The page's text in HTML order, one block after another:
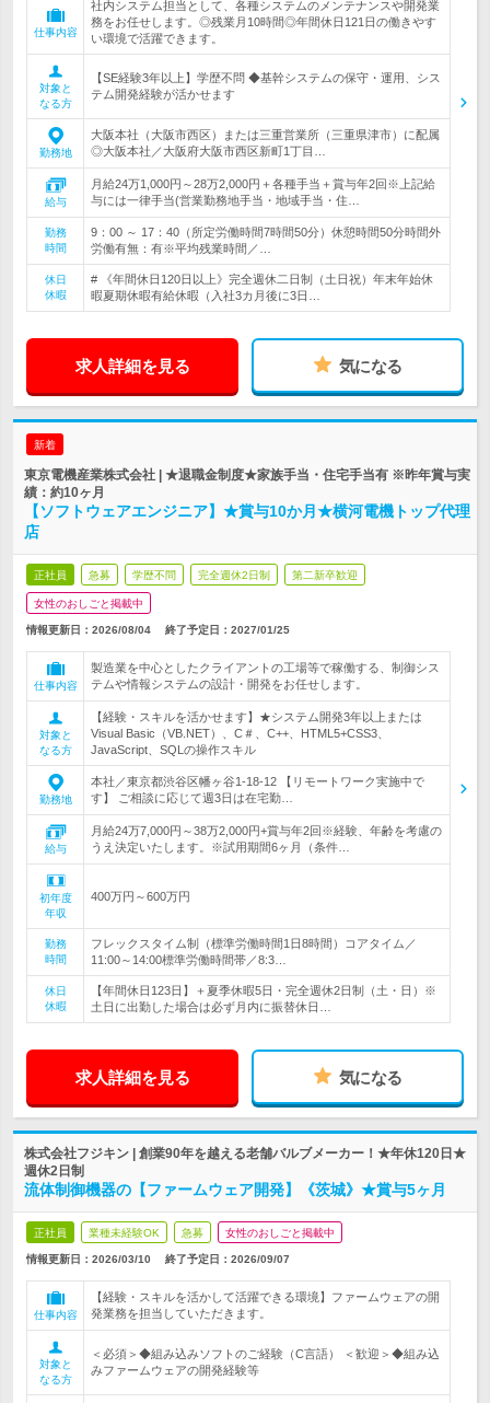
仕事内容
社内システム担当として、各種システムのメンテナンスや開発業
務をお任せします。◎残業月10時間◎年間休日121日の働きやす
い環境で活躍できます。
対象と
なる方
【SE経験3年以上】学歴不問 ◆基幹システムの保守・運用、シス
テム開発経験が活かせます
勤務地
大阪本社（大阪市西区）または三重営業所（三重県津市）に配属
◎大阪本社／大阪府大阪市西区新町1丁目…
給与
月給24万1,000円～28万2,000円＋各種手当＋賞与年2回※上記給
与には一律手当(営業勤務地手当・地域手当・住…
勤務
時間
9：00 ～ 17：40（所定労働時間7時間50分）休憩時間50分時間外
労働有無：有※平均残業時間／…
休日
休暇
# 《年間休日120日以上》完全週休二日制（土日祝）年末年始休
暇夏期休暇有給休暇（入社3カ月後に3日…
求人詳細を見る 気になる
新着
東京電機産業株式会社 | ★退職金制度★家族手当・住宅手当有 ※昨年賞与実
績：約10ヶ月
【ソフトウェアエンジニア】★賞与10か月★横河電機トップ代理
店
正社員 急募 学歴不問 完全週休2日制 第二新卒歓迎
女性のおしごと掲載中
情報更新日：2026/08/04 終了予定日： 2027/01/25
仕事内容
製造業を中心としたクライアントの工場等で稼働する、制御シス
テムや情報システムの設計・開発をお任せします。
対象と
なる方
【経験・スキルを活かせます】★システム開発3年以上または
Visual Basic（VB.NET）、C＃、C++、HTML5+CSS3、
JavaScript、SQLの操作スキル
勤務地
本社／東京都渋谷区幡ヶ谷1-18-12 【リモートワーク実施中で
す】 ご相談に応じて週3日は在宅勤…
給与
月給24万7,000円～38万2,000円+賞与年2回※経験、年齢を考慮の
うえ決定いたします。※試用期間6ヶ月（条件…
初年度
年収
400万円～600万円
勤務
時間
フレックスタイム制（標準労働時間1日8時間）コアタイム／
11:00～14:00標準労働時間帯／8:3…
休日
休暇
【年間休日123日】＋夏季休暇5日・完全週休2日制（土・日）※
土日に出勤した場合は必ず月内に振替休日…
求人詳細を見る 気になる
株式会社フジキン | 創業90年を越える老舗バルブメーカー！★年休120日★
週休2日制
流体制御機器の【ファームウェア開発】《茨城》★賞与5ヶ月
正社員 業種未経験OK 急募 女性のおしごと掲載中
情報更新日：2026/03/10 終了予定日： 2026/09/07
仕事内容
【経験・スキルを活かして活躍できる環境】ファームウェアの開
発業務を担当していただきます。
対象と
なる方
＜必須＞◆組み込みソフトのご経験（C言語） ＜歓迎＞◆組み込
みファームウェアの開発経験等